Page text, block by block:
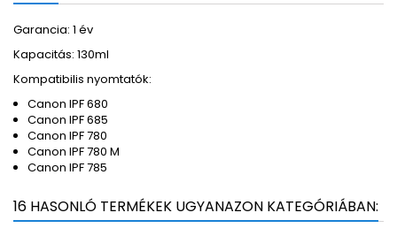
Garancia: 1 év
Kapacitás: 130ml
Kompatibilis nyomtatók:
Canon IPF 680
Canon IPF 685
Canon IPF 780
Canon IPF 780 M
Canon IPF 785
16 HASONLÓ TERMÉKEK UGYANAZON KATEGÓRIÁBAN: